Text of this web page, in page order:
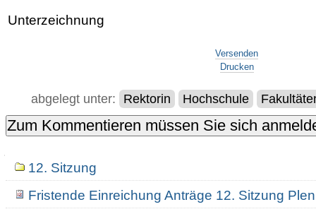
Unterzeichnung
Versenden
Drucken
abgelegt unter: Rektorin Hochschule
Navigation12. Sitzung
Fristende Einreichung Anträge 12. Sitzung